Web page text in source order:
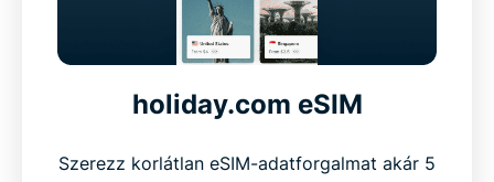
holiday.com eSIM
Szerezz korlátlan eSIM-adatforgalmat akár 5